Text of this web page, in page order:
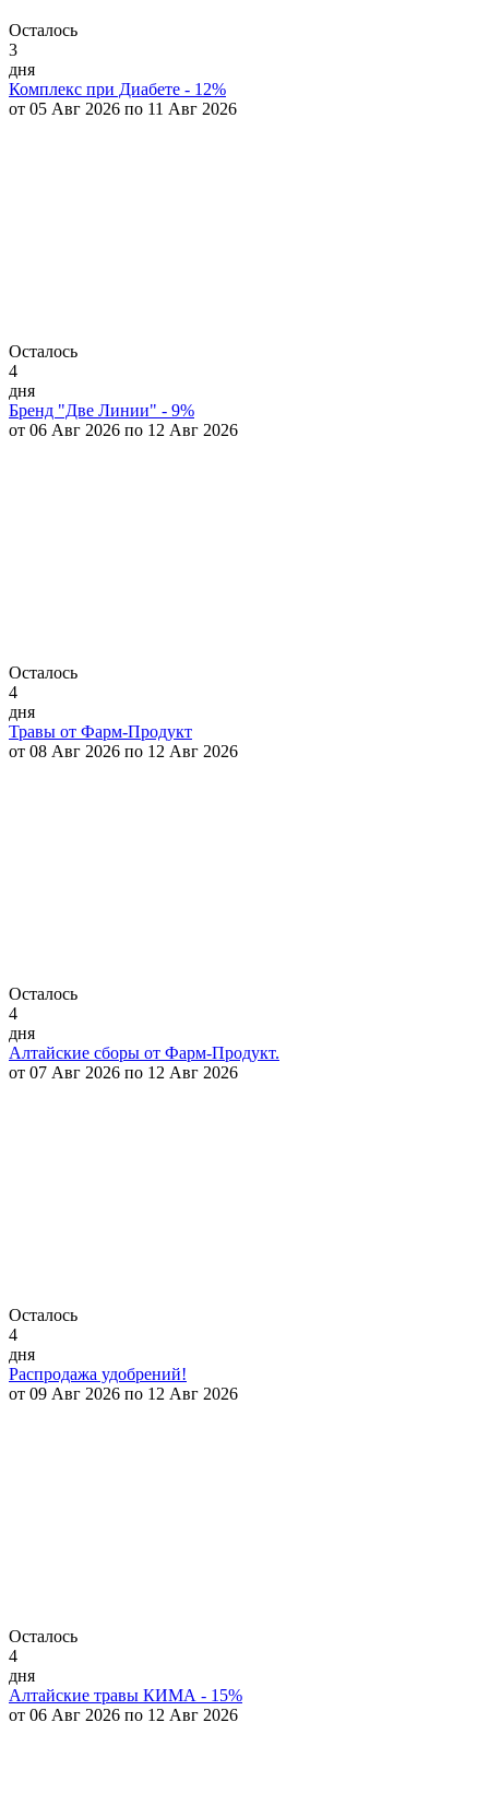
Осталось
3
дня
Комплекс при Диабете - 12%
от 05 Авг 2026 по 11 Авг 2026
Осталось
4
дня
Бренд "Две Линии" - 9%
от 06 Авг 2026 по 12 Авг 2026
Осталось
4
дня
Травы от Фарм-Продукт
от 08 Авг 2026 по 12 Авг 2026
Осталось
4
дня
Алтайские сборы от Фарм-Продукт.
от 07 Авг 2026 по 12 Авг 2026
Осталось
4
дня
Распродажа удобрений!
от 09 Авг 2026 по 12 Авг 2026
Осталось
4
дня
Алтайские травы КИМА - 15%
от 06 Авг 2026 по 12 Авг 2026